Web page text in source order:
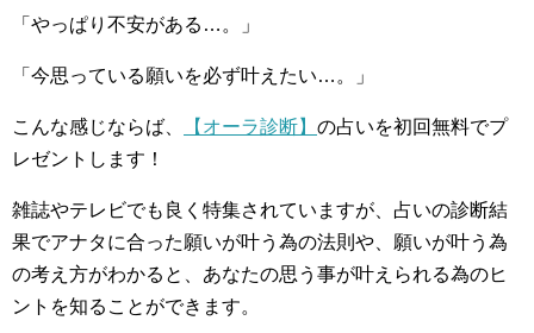
「やっぱり不安がある…。」
「今思っている願いを必ず叶えたい…。」
こんな感じならば、 【オーラ診断】 の占いを初回無料でプ
レゼントします！
雑誌やテレビでも良く特集されていますが、占いの診断結
果でアナタに合った願いが叶う為の法則や、願いが叶う為
の考え方がわかると、あなたの思う事が叶えられる為のヒ
ントを知ることができます。